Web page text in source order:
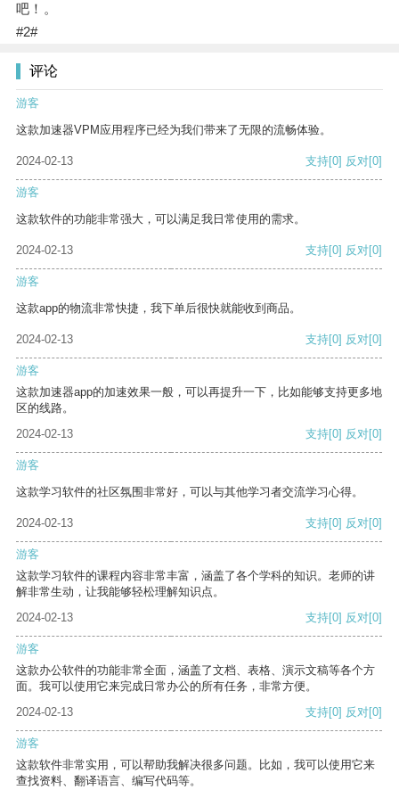
吧！。
#2#
评论
游客
这款加速器VPM应用程序已经为我们带来了无限的流畅体验。
2024-02-13 支持[0] 反对[0]
游客
这款软件的功能非常强大，可以满足我日常使用的需求。
2024-02-13 支持[0] 反对[0]
游客
这款app的物流非常快捷，我下单后很快就能收到商品。
2024-02-13 支持[0] 反对[0]
游客
这款加速器app的加速效果一般，可以再提升一下，比如能够支持更多地
区的线路。
2024-02-13
支持[0] 反对[0]
游客
这款学习软件的社区氛围非常好，可以与其他学习者交流学习心得。
2024-02-13 支持[0] 反对[0]
游客
这款学习软件的课程内容非常丰富，涵盖了各个学科的知识。老师的讲
解非常生动，让我能够轻松理解知识点。
2024-02-13
支持[0] 反对[0]
游客
这款办公软件的功能非常全面，涵盖了文档、表格、演示文稿等各个方
面。我可以使用它来完成日常办公的所有任务，非常方便。
2024-02-13
支持[0] 反对[0]
游客
这款软件非常实用，可以帮助我解决很多问题。比如，我可以使用它来
查找资料、翻译语言、编写代码等。